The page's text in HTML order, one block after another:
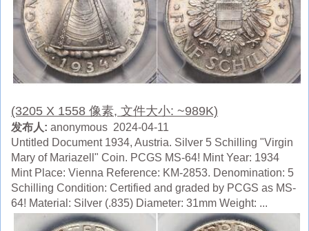
(3205 X 1558 像素, 文件大小: ~989K)
发布人: anonymous 2024-04-11
Untitled Document 1934, Austria. Silver 5 Schilling "Virgin
Mary of Mariazell" Coin. PCGS MS-64! Mint Year: 1934
Mint Place: Vienna Reference: KM-2853. Denomination: 5
Schilling Condition: Certified and graded by PCGS as MS-
64! Material: Silver (.835) Diameter: 31mm Weight: ...